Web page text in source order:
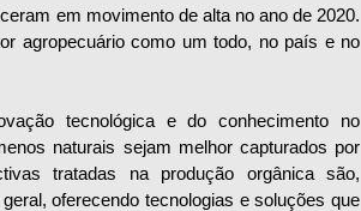
em movimento de alta no ano de 2020.
agropecuário como um todo, no país e no
tecnológica e do conhecimento no
naturais sejam melhor capturados por
tratadas na produção orgânica são,
oferecendo tecnologias e soluções que